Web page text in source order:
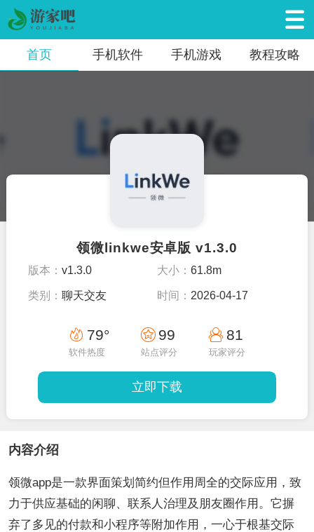
首页 手机软件 手机游戏 教程攻略
领微linkwe安卓版 v1.3.0
版本：v1.3.0 大小： 61.8m
类别：聊天交友 时间： 2026-04-17
79°
软件热度
99
站点评分
81
玩家评分
立即下载
内容介绍
领微app是一款界面策划简约但作用周全的交际应用，致
力于供应基础的闲聊、联系人治理及朋友圈作用。它摒
弃了多见的付款和小程序等附加作用，一心于根基交际